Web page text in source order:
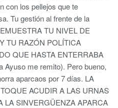
con los pellejos que te
Tu gestión al frente de la
TU NIVEL DE
TU RAZÓN POLÍTICA
QUE HASTA ENTERRABA
Ayuso me remito). Pero bueno,
aparcaos por 7 días. LA
ACUDIR A LAS URNAS
LA SINVERGÜENZA APARCA